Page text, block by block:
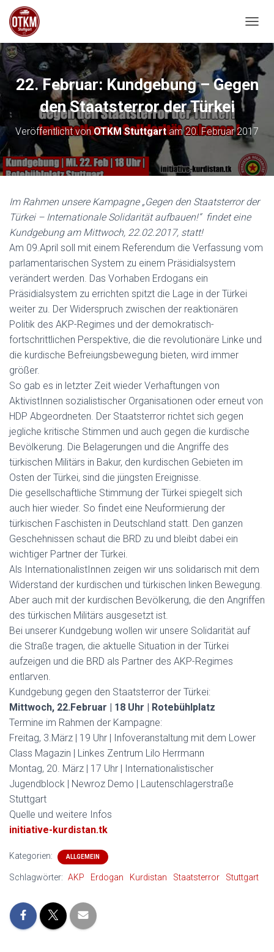
22. Februar: Kundgebung – Gegen
den Staatsterror der Türkei
Veröffentlicht vonOTKM Stuttgartam20. Februar 2017
Im Rahmen unsere Kampagne „Gegen den Staatsterror der
Türkei – Internationale Solidarität aufbauen!“ findet eine
Kundgebung am Mittwoch, 22.02.2017, statt!
Am 09.April soll mit einem Referendum die Verfassung vom
parlamentarischen System zu einem Präsidialsystem
verändert werden. Das Vorhaben Erdogans ein
Präsidialsystem zu errichten spitzt die Lage in der Türkei
weiter zu. Der Widerspruch zwischen der reaktionären
Politik des AKP-Regimes und der demokratisch-
fortschrittlichen Perspektive, die die revolutionäre Linke und
die kurdische Befreiungsbewegung bieten, wird immer
größer.
So gab es in letzter Zeit wieder Verhaftungen von
AktivistInnen sozialistischer Organisationen oder erneut von
HDP Abgeordneten. Der Staatsterror richtet sich gegen
jegliche kritische Stimmen und auch gegen die kurdische
Bevölkerung. Die Belagerungen und die Angriffe des
türkischen Militärs in Bakur, den kurdischen Gebieten im
Osten der Türkei, sind die jüngsten Ereignisse.
Die gesellschaftliche Stimmung der Türkei spiegelt sich
auch hier wieder. So findet eine Neuformierung der
türkischen Faschisten in Deutschland statt. Den ganzen
Geschehnissen schaut die BRD zu und bleibt dabei ein
wichtiger Partner der Türkei.
Als InternationalistInnen zeigen wir uns solidarisch mit dem
Widerstand der kurdischen und türkischen linken Bewegung.
Aber auch mit der kurdischen Bevölkerung, die den Angriffen
des türkischen Militärs ausgesetzt ist.
Bei unserer Kundgebung wollen wir unsere Solidarität auf
die Straße tragen, die aktuelle Situation in der Türkei
aufzeigen und die BRD als Partner des AKP-Regimes
entlarven.
Kundgebung gegen den Staatsterror der Türkei:
Mittwoch, 22.Februar | 18 Uhr | Rotebühlplatz
Termine im Rahmen der Kampagne:
Freitag, 3.März | 19 Uhr | Infoveranstaltung mit dem Lower
Class Magazin | Linkes Zentrum Lilo Herrmann
Montag, 20. März | 17 Uhr | Internationalistischer
Jugendblock | Newroz Demo | Lautenschlagerstraße
Stuttgart
Quelle und weitere Infos
initiative-kurdistan.tk
Kategorien: ALLGEMEIN
Schlagwörter: AKP Erdogan Kurdistan Staatsterror Stuttgart